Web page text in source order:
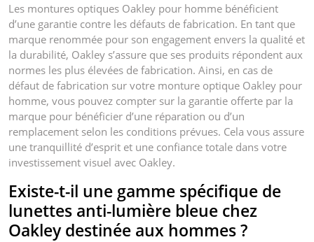
Les montures optiques Oakley pour homme bénéficient
d’une garantie contre les défauts de fabrication. En tant que
marque renommée pour son engagement envers la qualité et
la durabilité, Oakley s’assure que ses produits répondent aux
normes les plus élevées de fabrication. Ainsi, en cas de
défaut de fabrication sur votre monture optique Oakley pour
homme, vous pouvez compter sur la garantie offerte par la
marque pour bénéficier d’une réparation ou d’un
remplacement selon les conditions prévues. Cela vous assure
une tranquillité d’esprit et une confiance totale dans votre
investissement visuel avec Oakley.
Existe-t-il une gamme spécifique de
lunettes anti-lumière bleue chez
Oakley destinée aux hommes ?